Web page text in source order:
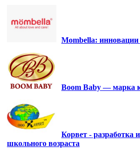
Mombella: инновации
Boom Baby — марка
Корвет - разработка
школьного возраста